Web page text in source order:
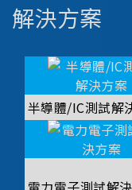
解決方案
半導體/IC測試解